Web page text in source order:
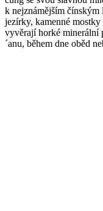
k nejznámějším čínským
jezírky, kamenné
vyvěrají horké minerální
´anu, během dne oběd